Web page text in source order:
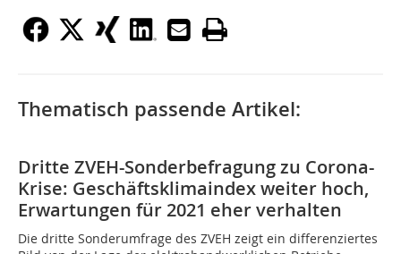
Thematisch passende Artikel:
Dritte ZVEH-Sonderbefragung zu Corona-
Krise: Geschäftsklimaindex weiter hoch,
Erwartungen für 2021 eher verhalten
Die dritte Sonderumfrage des ZVEH zeigt ein differenziertes